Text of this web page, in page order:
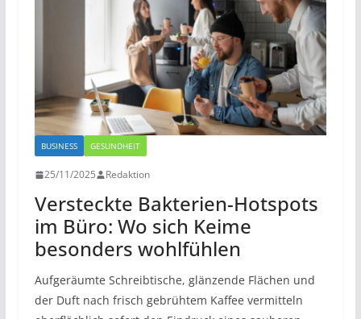
BUSINESS GESUNDHEIT
25/11/2025 Redaktion
Versteckte Bakterien-Hotspots
im Büro: Wo sich Keime
besonders wohlfühlen
Aufgeräumte Schreibtische, glänzende Flächen und
der Duft nach frisch gebrühtem Kaffee vermitteln